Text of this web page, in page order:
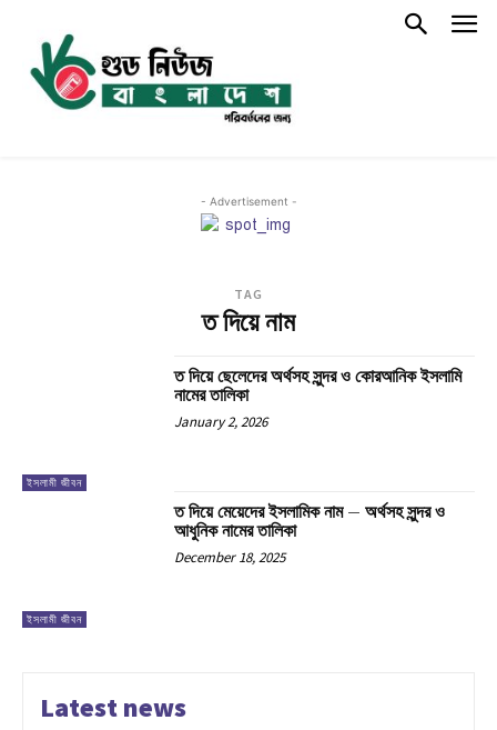
- Advertisement -
TAG
ত দিয়ে নাম
ইসলামী জীবন
ত দিয়ে ছেলেদের অর্থসহ সুন্দর ও কোরআনিক ইসলামি
নামের তালিকা
January 2, 2026
ইসলামী জীবন
ত দিয়ে মেয়েদের ইসলামিক নাম – অর্থসহ সুন্দর ও
আধুনিক নামের তালিকা
December 18, 2025
Latest news